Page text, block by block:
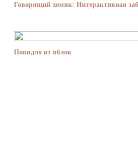
Говорящий хомяк: Интерактивная
Повидло из яблок